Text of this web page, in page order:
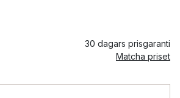
30 dagars prisgaranti
Matcha priset